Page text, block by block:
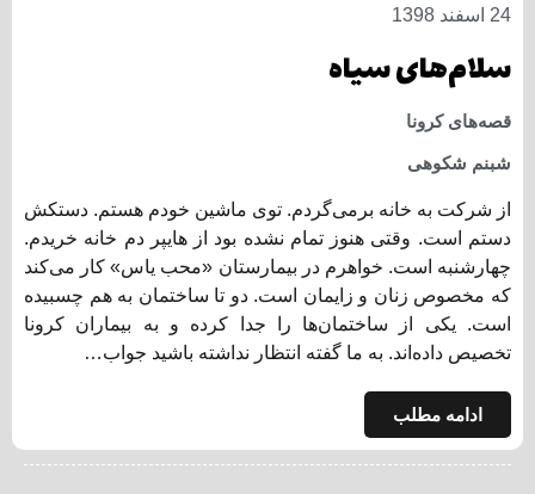
24 اسفند 1398
سلام‌های سیاه
قصه‌های کرونا
شبنم شکوهی
از شرکت به خانه برمی‌گردم. توی ماشین خودم هستم. دستکش
دستم است. وقتی هنوز تمام نشده بود از هایپر دم خانه خریدم.
چهارشنبه است. خواهرم در بیمارستان «محب یاس» کار می‌کند
که مخصوص زنان و زایمان است. دو تا ساختمان به هم چسبیده
است. یکی از ساختمان‌‌ها را جدا کرده‌ و به بیماران کرونا
تخصیص داده‌اند. به ما گفته انتظار نداشته باشید جواب…
ادامه مطلب